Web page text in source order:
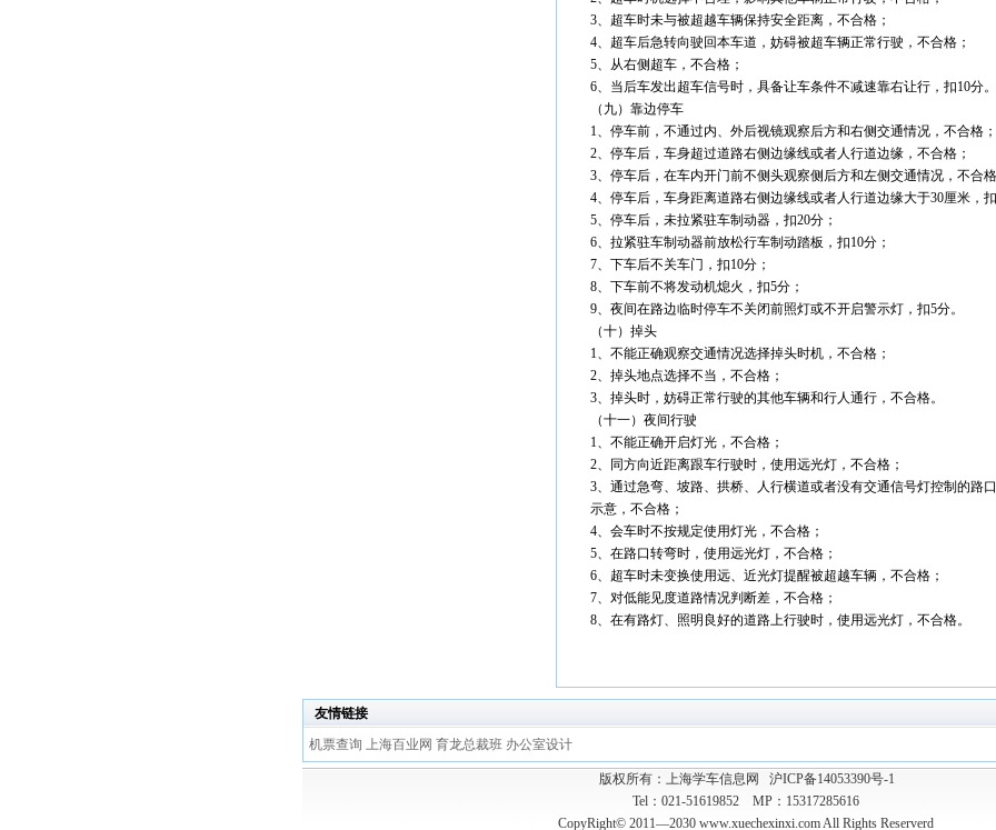
3、超车时未与被超越车辆保持安全距离，不合格；
4、超车后急转向驶回本车道，妨碍被超车辆正常行驶，不合格；
5、从右侧超车，不合格；
6、当后车发出超车信号时，具备让车条件不减速靠右让行，扣10分。
（九）靠边停车
1、停车前，不通过内、外后视镜观察后方和右侧交通情况，不合格；
2、停车后，车身超过道路右侧边缘线或者人行道边缘，不合格；
3、停车后，在车内开门前不侧头观察侧后方和左侧交通情况，不合
4、停车后，车身距离道路右侧边缘线或者人行道边缘大于30厘米，
5、停车后，未拉紧驻车制动器，扣20分；
6、拉紧驻车制动器前放松行车制动踏板，扣10分；
7、下车后不关车门，扣10分；
8、下车前不将发动机熄火，扣5分；
9、夜间在路边临时停车不关闭前照灯或不开启警示灯，扣5分。
（十）掉头
1、不能正确观察交通情况选择掉头时机，不合格；
2、掉头地点选择不当，不合格；
3、掉头时，妨碍正常行驶的其他车辆和行人通行，不合格。
（十一）夜间行驶
1、不能正确开启灯光，不合格；
2、同方向近距离跟车行驶时，使用远光灯，不合格；
3、通过急弯、坡路、拱桥、人行横道或者没有交通信号灯控制的路
示意，不合格；
4、会车时不按规定使用灯光，不合格；
5、在路口转弯时，使用远光灯，不合格；
6、超车时未变换使用远、近光灯提醒被超越车辆，不合格；
7、对低能见度道路情况判断差，不合格；
8、在有路灯、照明良好的道路上行驶时，使用远光灯，不合格。
友情链接
机票查询 上海百业网 育龙总裁班 办公室设计
版权所有：上海学车信息网 沪ICP备14053390号-1
Tel：021-51619852 MP：15317285616
CopyRight© 2011—2030 www.xuechexinxi.com All Rights Reserverd